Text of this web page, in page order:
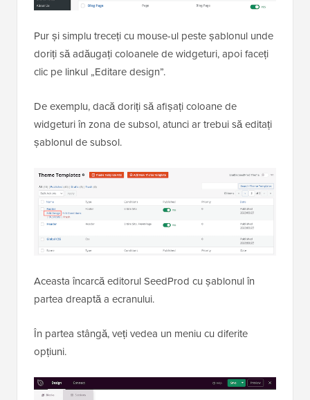
Pur și simplu treceți cu mouse-ul peste șablonul unde
doriți să adăugați coloanele de widgeturi, apoi faceți
clic pe linkul „Editare design”.
De exemplu, dacă doriți să afișați coloane de
widgeturi în zona de subsol, atunci ar trebui să editați
șablonul de subsol.
Aceasta încarcă editorul SeedProd cu șablonul în
partea dreaptă a ecranului.
În partea stângă, veți vedea un meniu cu diferite
opțiuni.